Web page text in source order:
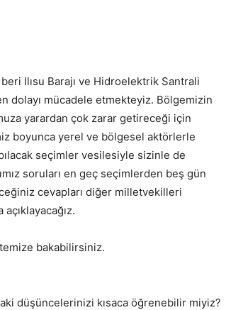
Ilısu Barajı ve Hidroelektrik Santrali
dolayı mücadele etmekteyiz. Bölgemizin
yarardan çok zarar getireceği için
boyunca yerel ve bölgesel aktörlerle
seçimler vesilesiyle sizinle de
soruları en geç seçimlerden beş gün
cevapları diğer milletvekilleri
bakabilirsiniz.
düşüncelerinizi kısaca öğrenebilir miyiz?